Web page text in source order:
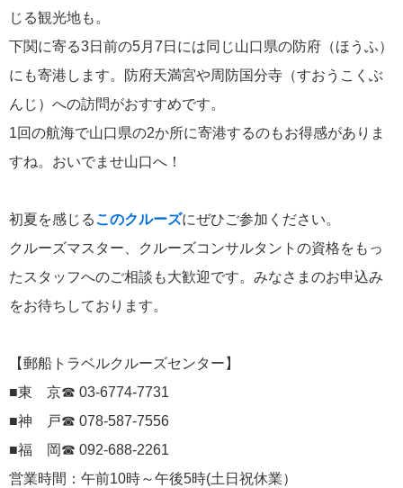
じる観光地も。
下関に寄る3日前の5月7日には同じ山口県の防府（ほうふ）
にも寄港します。防府天満宮や周防国分寺（すおうこくぶ
んじ）への訪問がおすすめです。
1回の航海で山口県の2か所に寄港するのもお得感がありま
すね。おいでませ山口へ！
初夏を感じるこのクルーズにぜひご参加ください。
クルーズマスター、クルーズコンサルタントの資格をもっ
たスタッフへのご相談も大歓迎です。みなさまのお申込み
をお待ちしております。
【郵船トラベルクルーズセンター】
■東 京☎ 03-6774-7731
■神 戸☎ 078-587-7556
■福 岡☎ 092-688-2261
営業時間：午前10時～午後5時(土日祝休業）
世界一周クルーズ
飛鳥II 2018年世界一周クルーズ
にっぽん丸
ぱしふぃっく びいなす
ぱしふぃっくびいなすチャーター
プリンセス・クルーズ
クリスタル・クルーズ
お知らせ